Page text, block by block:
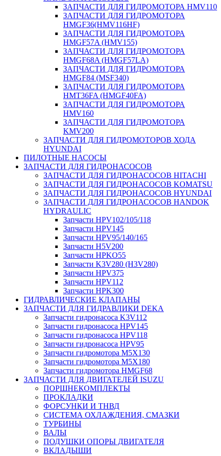
ЗАПЧАСТИ ДЛЯ ГИДРОМОТОРА HMV110
ЗАПЧАСТИ ДЛЯ ГИДРОМОТОРА
HMGF36(HMV116HF)
ЗАПЧАСТИ ДЛЯ ГИДРОМОТОРА
HMGF57A (HMV155)
ЗАПЧАСТИ ДЛЯ ГИДРОМОТОРА
HMGF68A (HMGF57LA)
ЗАПЧАСТИ ДЛЯ ГИДРОМОТОРА
HMGF84 (MSF340)
ЗАПЧАСТИ ДЛЯ ГИДРОМОТОРА
HMT36FA (HMGF40FA)
ЗАПЧАСТИ ДЛЯ ГИДРОМОТОРА
HMV160
ЗАПЧАСТИ ДЛЯ ГИДРОМОТОРА
KMV200
ЗАПЧАСТИ ДЛЯ ГИДРОМОТОРОВ ХОДА
HYUNDAI
ПИЛОТНЫЕ НАСОСЫ
ЗАПЧАСТИ ДЛЯ ГИДРОНАСОСОВ
ЗАПЧАСТИ ДЛЯ ГИДРОНАСОСОВ HITACHI
ЗАПЧАСТИ ДЛЯ ГИДРОНАСОСОВ KOMATSU
ЗАПЧАСТИ ДЛЯ ГИДРОНАСОСОВ HYUNDAI
ЗАПЧАСТИ ДЛЯ ГИДРОНАСОСОВ HANDOK
HYDRAULIC
Запчасти HPV102/105/118
Запчасти HPV145
Запчасти HPV95/140/165
Запчасти H5V200
Запчасти HPKO55
Запчасти K3V280 (H3V280)
Запчасти HPV375
Запчасти HPV112
Запчасти HPK300
ГИДРАВЛИЧЕСКИЕ КЛАПАНЫ
ЗАПЧАСТИ ДЛЯ ГИДРАВЛИКИ DEKA
Запчасти гидронасоса K3V112
Запчасти гидронасоса HPV145
Запчасти гидронасоса HPV118
Запчасти гидронасоса HPV95
Запчасти гидромотора M5X130
Запчасти гидромотора M5X180
Запчасти гидромотора HMGF68
ЗАПЧАСТИ ДЛЯ ДВИГАТЕЛЕЙ ISUZU
ПОРШНЕКОМПЛЕКТЫ
ПРОКЛАДКИ
ФОРСУНКИ И ТНВД
СИСТЕМА ОХЛАЖДЕНИЯ, СМАЗКИ
ТУРБИНЫ
ВАЛЫ
ПОДУШКИ ОПОРЫ ДВИГАТЕЛЯ
ВКЛАДЫШИ